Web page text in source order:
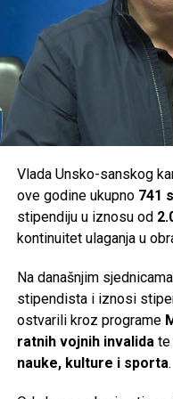
Bosanski
46.000
Sanski Most –
Velika Kladuša –
Ukupno je za podršku
Share Post
Share
Vlada Unsko-sanskog
ove godine ukupno 741
stipendiju u iznosu od
kontinuitet ulaganja u
Na današnjim
stipendista i iznosi
ostvarili kroz programe
ratnih vojnih invalida te
nauke, kulture i sporta.